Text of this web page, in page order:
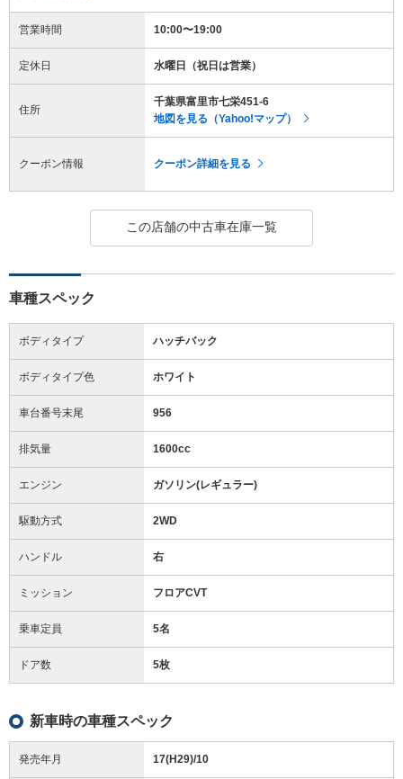
営業時間 10:00〜19:00
定休日 水曜日（祝日は営業）
住所
千葉県富里市七栄451-6
地図を見る（Yahoo!マップ）
クーポン情報 クーポン詳細を見る
この店舗の中古車在庫一覧
車種スペック
ボディタイプ ハッチバック
ボディタイプ色 ホワイト
車台番号末尾 956
排気量 1600cc
エンジン ガソリン(レギュラー)
駆動方式 2WD
ハンドル 右
ミッション フロアCVT
乗車定員 5名
ドア数 5枚
新車時の車種スペック
発売年月 17(H29)/10